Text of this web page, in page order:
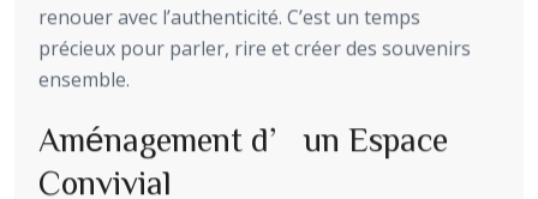
renouer avec l’authenticité. C’est un temps
précieux pour parler, rire et créer des souvenirs
ensemble.
Aménagement d’un Espace
Convivial